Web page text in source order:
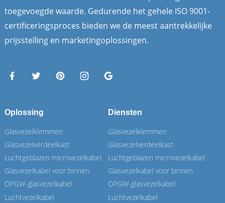
toegevoegde waarde. Gedurende het gehele ISO 9001-
certificeringsproces bieden we de meest aantrekkelijke
prijsstelling en marketingoplossingen.
Oplossing
Glasvezelklemmen
Glasvezelverdeelkast
Luchtgeblazen microvezelkabel
Glasvezelkabel voor binnen
OPGW-glasvezelkabel
Luchtvezelkabel
Diensten
Glasvezelklemmen
Glasvezelverdeelkast
Luchtgeblazen microvezelkabel
Glasvezelkabel voor binnen
OPGW-glasvezelkabel
Luchtvezelkabel